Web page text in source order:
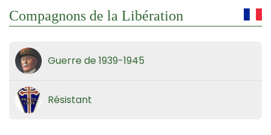
Compagnons de la Libération
Guerre de 1939-1945
Résistant